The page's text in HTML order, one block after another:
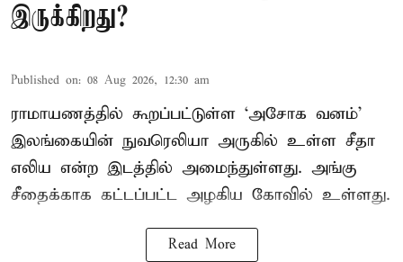
இருக்கிறது?
Published on: 08 Aug 2026, 12:30 am
ராமாயணத்தில் கூறப்பட்டுள்ள ‘அசோக வனம்’
இலங்கையின் நுவரெலியா அருகில் உள்ள சீதா
எலிய என்ற இடத்தில் அமைந்துள்ளது. அங்கு
சீதைக்காக கட்டப்பட்ட அழகிய கோவில் உள்ளது.
Read More